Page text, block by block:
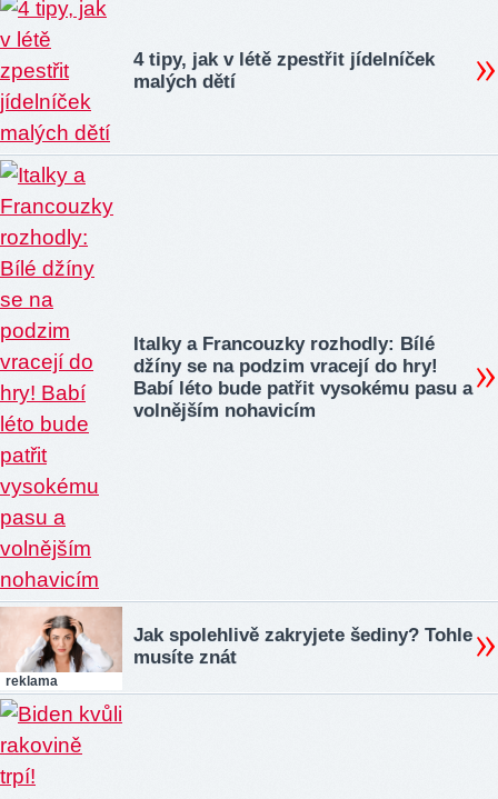
4 tipy, jak v létě zpestřit jídelníček
malých dětí
Italky a Francouzky rozhodly: Bílé
džíny se na podzim vracejí do hry!
Babí léto bude patřit vysokému pasu a
volnějším nohavicím
reklama
Jak spolehlivě zakryjete šediny? Tohle
musíte znát